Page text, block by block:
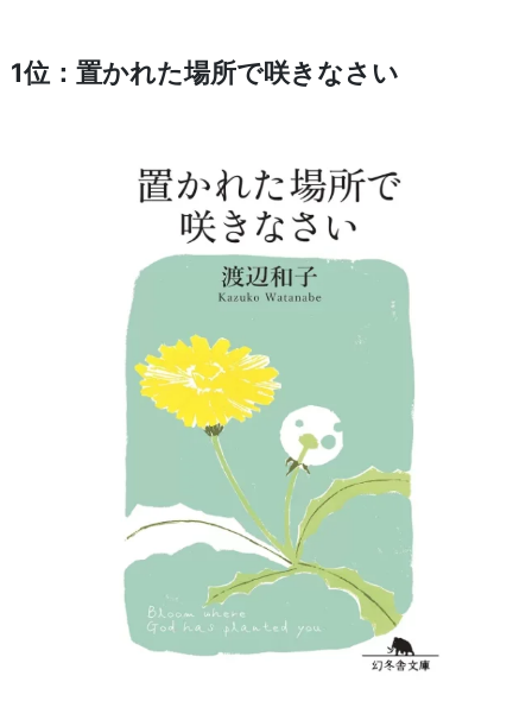
1位：置かれた場所で咲きなさい